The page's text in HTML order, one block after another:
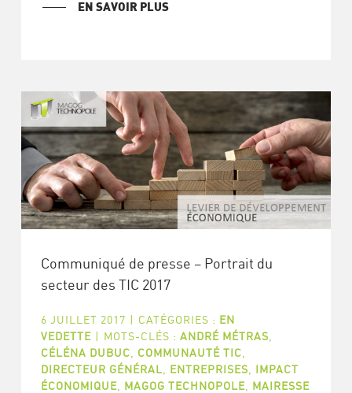
EN SAVOIR PLUS
Communiqué de presse – Portrait du
secteur des TIC 2017
6 JUILLET 2017 | CATÉGORIES : EN
VEDETTE | MOTS-CLÉS : ANDRÉ MÉTRAS
CÉLÉNA DUBUC
COMMUNAUTÉ TIC
DIRECTEUR GÉNÉRAL
ENTREPRISES
IMPACT
ÉCONOMIQUE, MAGOG TECHNOPOLE, MAIRESSE